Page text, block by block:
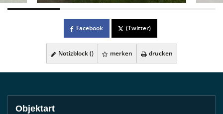
Facebook (Twitter)
Notizblock () merken drucken
Objektart